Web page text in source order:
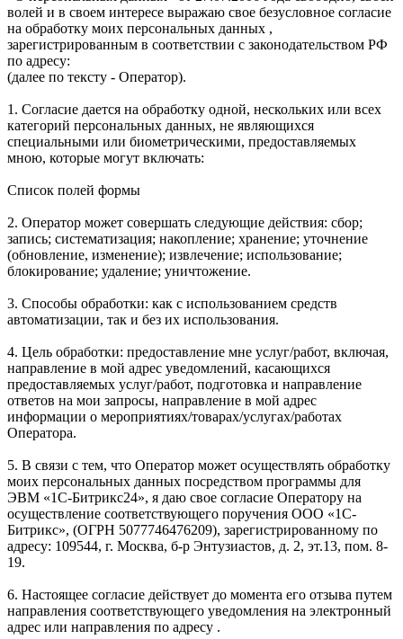
волей и в своем интересе выражаю свое безусловное согласие
на обработку моих персональных данных ,
зарегистрированным в соответствии с законодательством РФ
по адресу:
(далее по тексту - Оператор).
1. Согласие дается на обработку одной, нескольких или всех
категорий персональных данных, не являющихся
специальными или биометрическими, предоставляемых
мною, которые могут включать:
Список полей формы
2. Оператор может совершать следующие действия: сбор;
запись; систематизация; накопление; хранение; уточнение
(обновление, изменение); извлечение; использование;
блокирование; удаление; уничтожение.
3. Способы обработки: как с использованием средств
автоматизации, так и без их использования.
4. Цель обработки: предоставление мне услуг/работ, включая,
направление в мой адрес уведомлений, касающихся
предоставляемых услуг/работ, подготовка и направление
ответов на мои запросы, направление в мой адрес
информации о мероприятиях/товарах/услугах/работах
Оператора.
5. В связи с тем, что Оператор может осуществлять обработку
моих персональных данных посредством программы для
ЭВМ «1С-Битрикс24», я даю свое согласие Оператору на
осуществление соответствующего поручения ООО «1С-
Битрикс», (ОГРН 5077746476209), зарегистрированному по
адресу: 109544, г. Москва, б-р Энтузиастов, д. 2, эт.13, пом. 8-
19.
6. Настоящее согласие действует до момента его отзыва путем
направления соответствующего уведомления на электронный
адрес или направления по адресу .